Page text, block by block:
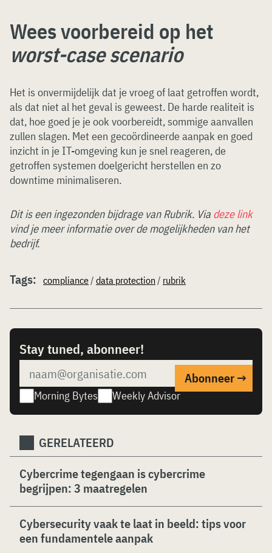
Wees voorbereid op het
worst-case scenario
Het is onvermijdelijk dat je vroeg of laat getroffen wordt,
als dat niet al het geval is geweest. De harde realiteit is
dat, hoe goed je je ook voorbereidt, sommige aanvallen
zullen slagen. Met een gecoördineerde aanpak en goed
inzicht in je IT-omgeving kun je snel reageren, de
getroffen systemen doelgericht herstellen en zo
downtime minimaliseren.
Dit is een ingezonden bijdrage van Rubrik. Via deze link
vind je meer informatie over de mogelijkheden van het
bedrijf.
Tags: compliance/ data protection / rubrik
Stay tuned, abonneer!
Morning Bytes Weekly Advisor
GERELATEERD
Cybercrime tegengaan is cybercrime
begrijpen: 3 maatregelen
Cybersecurity vaak te laat in beeld: tips voor
een fundamentele aanpak